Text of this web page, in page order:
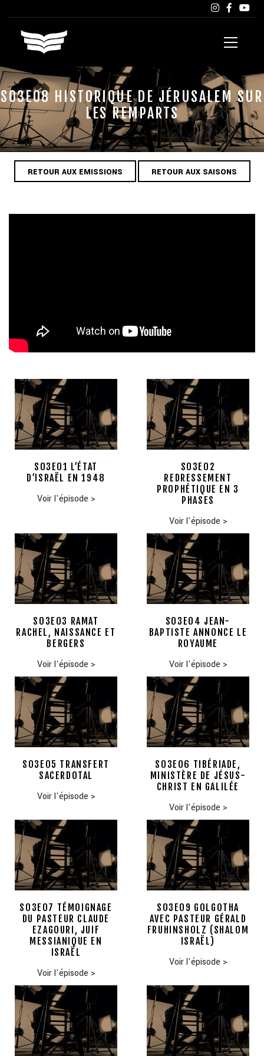
S03E08 HISTORIQUE DE JÉRUSALEM SUR
LES REMPARTS
RETOUR AUX EMISSIONS RETOUR AUX SAISONS
S03E01 L’ÉTAT
D’ISRAËL EN 1948
Voir l'épisode >
S03E02
REDRESSEMENT
PROPHÉTIQUE EN 3
PHASES
Voir l'épisode >
S03E03 RAMAT
RACHEL, NAISSANCE ET
BERGERS
Voir l'épisode >
S03E04 JEAN-
BAPTISTE ANNONCE LE
ROYAUME
Voir l'épisode >
S03E05 TRANSFERT
SACERDOTAL
Voir l'épisode >
S03E06 TIBÉRIADE,
MINISTÈRE DE JÉSUS-
CHRIST EN GALILÉE
Voir l'épisode >
S03E07 TÉMOIGNAGE
DU PASTEUR CLAUDE
EZAGOURI, JUIF
MESSIANIQUE EN
ISRAËL
Voir l'épisode >
S03E09 GOLGOTHA
AVEC PASTEUR GÉRALD
FRUHINSHOLZ (SHALOM
ISRAËL)
Voir l'épisode >